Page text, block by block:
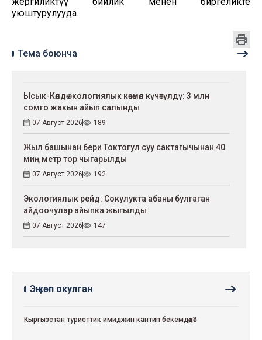
уюштурулууда.
Тема боюнча
Ысык-Көлдө экологиялык көзөмөл күчөтүлдү: 3 млн
сомго жакын айып салынды
07 Август 2026 189
Жыл башынан бери Токтогул суу сактагычынан 40
миң метр тор чыгарылды
07 Август 2026 192
Экологиялык рейд: Сокулукта абаны булгаган
айдоочулар айыпка жыгылды
07 Август 2026 147
Эң көп окулган
Кыргызстан туристтик имиджин кантип бекемдөөдө?